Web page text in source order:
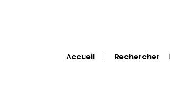
Accueil Rechercher